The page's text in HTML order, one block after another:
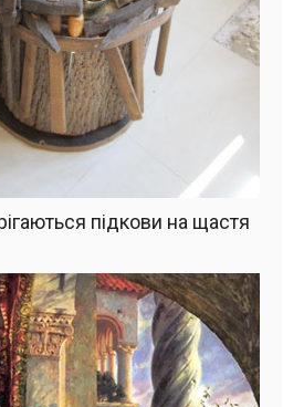
підкови на щастя